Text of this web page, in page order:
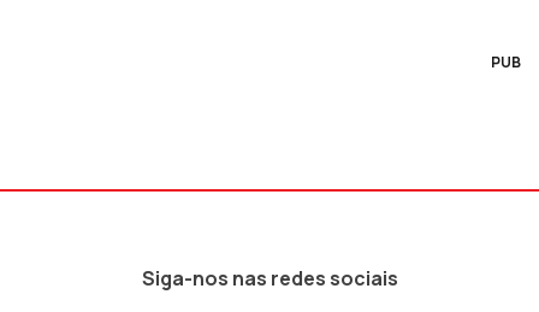
PUB
Siga-nos nas redes sociais